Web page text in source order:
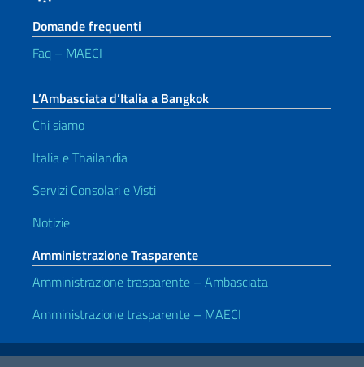
Domande frequenti
Faq – MAECI
L’Ambasciata d’Italia a Bangkok
Chi siamo
Italia e Thailandia
Servizi Consolari e Visti
Notizie
Amministrazione Trasparente
Amministrazione trasparente – Ambasciata
Amministrazione trasparente – MAECI
Link Utili